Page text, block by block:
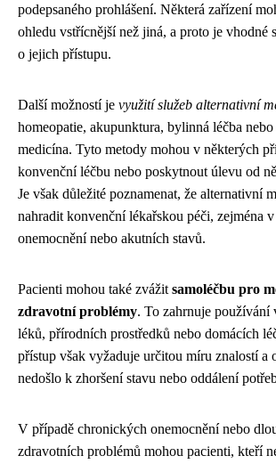
podepsaného prohlášení. Některá zařízení
ohledu vstřícnější než jiná, a proto je vhodné
o jejich přístupu.
Další možností je využití služeb alternativní
homeopatie, akupunktura, bylinná léčba
medicína. Tyto metody mohou v některých
konvenční léčbu nebo poskytnout úlevu od
Je však důležité poznamenat, že alternativní
nahradit konvenční lékařskou péči, zejména
onemocnění nebo akutních stavů.
Pacienti mohou také zvážit samoléčbu pro
zdravotní problémy. To zahrnuje používání
léků, přírodních prostředků nebo domácích
přístup však vyžaduje určitou míru znalostí a
nedošlo k zhoršení stavu nebo oddálení
V případě chronických onemocnění nebo
zdravotních problémů mohou pacienti, kteří